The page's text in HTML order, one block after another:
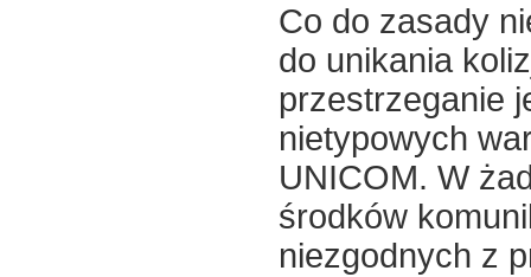
Co do zasady
do unikania
przestrzeganie
nietypowych
UNICOM. W
środków
niezgodnych z